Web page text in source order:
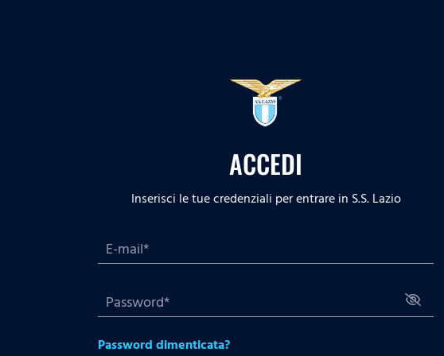
ACCEDI
Inserisci le tue credenziali per entrare in S.S. Lazio
Password dimenticata?